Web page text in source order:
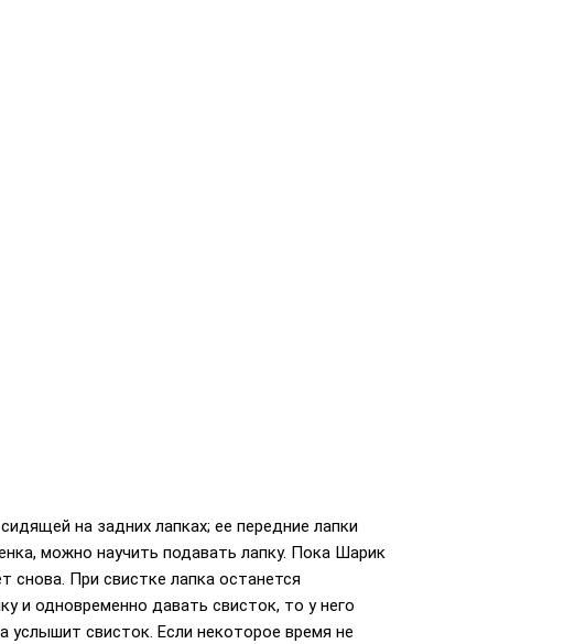
на задних лапках; ее передние лапки
можно научить подавать лапку. Пока Шарик
снова. При свистке лапка останется
и одновременно давать свисток, то у него
услышит свисток. Если некоторое время не